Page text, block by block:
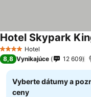
4 Počet hviezdičiek
Hotel
Hotel Skypark
8,8 Vynikajúce 12 609
Vyberte dátumy a
ceny